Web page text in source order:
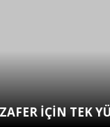
İÇİN TEK